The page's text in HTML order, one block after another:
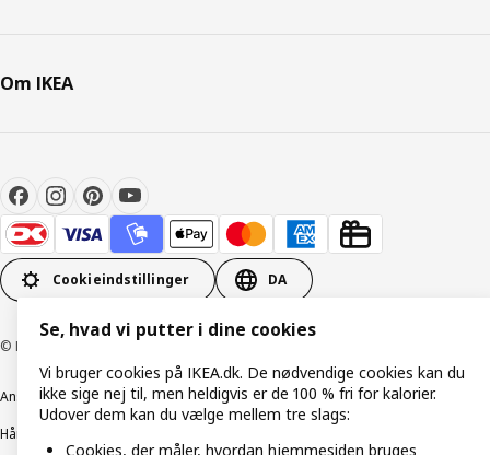
Om IKEA
Cookieindstillinger DA
© Inter IKEA Systems B.V. 1999-2026
Ansvarlig rapporteringCookiepolitikDigital tilgængelighed
Håndtering af persondata
Se, hvad vi putter i dine cookies
Vi bruger cookies på IKEA.dk. De nødvendige cookies kan du
ikke sige nej til, men heldigvis er de 100 % fri for kalorier.
Udover dem kan du vælge mellem tre slags:
Cookies, der måler, hvordan hjemmesiden bruges